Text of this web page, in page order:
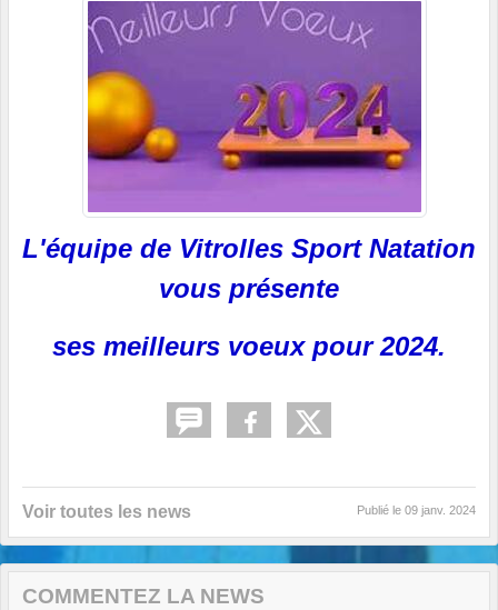
L'équipe de Vitrolles Sport Natation
vous présente
ses meilleurs voeux pour 2024.
Voir toutes les news Publié le 09 janv. 2024
COMMENTEZ LA NEWS